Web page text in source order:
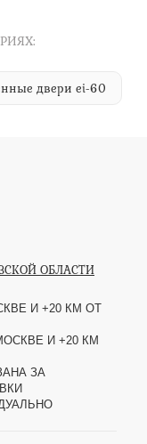
двери ei-60
ОБЛАСТИ
И +20 КМ ОТ
И +20 КМ
ЗА